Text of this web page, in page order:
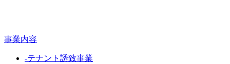
事業内容
-テナント誘致事業